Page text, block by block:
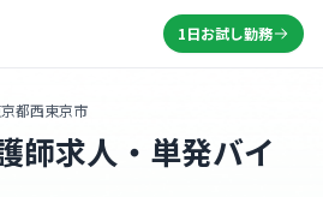
1日お試し勤務
都西東京市
師求人・単発バイ